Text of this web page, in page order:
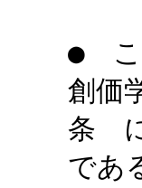
● こ
創価
条
であ